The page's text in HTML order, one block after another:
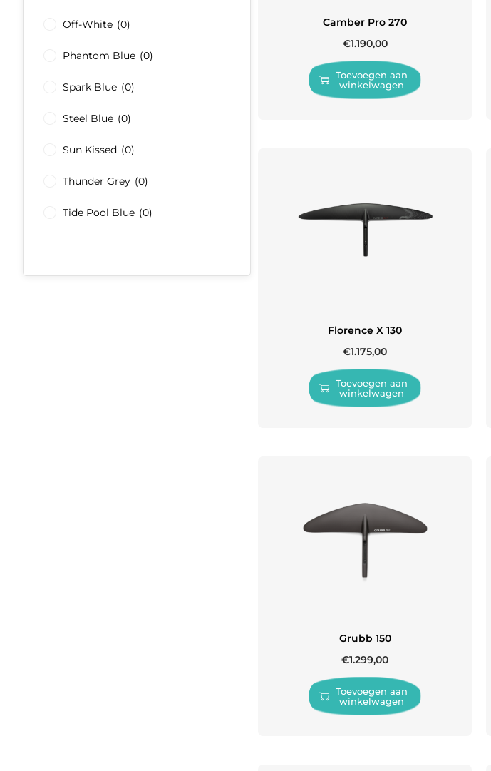
Off-White (0)
Phantom Blue (0)
Spark Blue (0)
Steel Blue (0)
Sun Kissed (0)
Thunder Grey (0)
Tide Pool Blue (0)
Camber Pro 270
€1.190,00
Toevoegen aan
winkelwagen
Florence X 130
€1.175,00
Toevoegen aan
winkelwagen
Grubb 150
€1.299,00
Toevoegen aan
winkelwagen